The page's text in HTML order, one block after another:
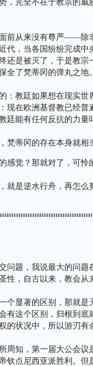
，完全不在于教宗的
前从来没有尊严——除
代，当各国纷纷完成
还是被灭了，于是教
全了梵蒂冈的弹丸之地
：教廷如果想在现实
现在欧洲基督教已经
廷能有任何反抗的力量
梵蒂冈的存在本身就相
感觉？那就对了，可怜
就是逆水行舟，再怎么
问题，我说最大的问
性，自古以来，教会
个显著的区别，那就
有这个区别，归根到
的状况中，所以游刃有
周知，第一届大公会
钦点尼西亚派胜利。